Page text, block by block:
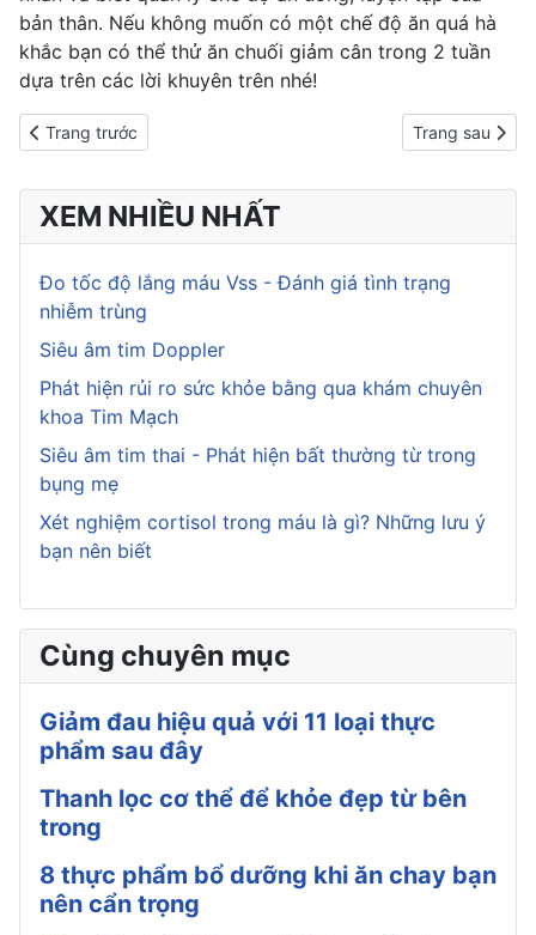
bản thân. Nếu không muốn có một chế độ ăn quá hà
khắc bạn có thể thử ăn chuối giảm cân trong 2 tuần
dựa trên các lời khuyên trên nhé!
Previous article: Ăn đậu phụ có giảm cân không? Các món ăn
Trang trước Next article:
Trang sau
XEM NHIỀU NHẤT
Đo tốc độ lắng máu Vss - Đánh giá tình trạng
nhiễm trùng
Siêu âm tim Doppler
Phát hiện rủi ro sức khỏe bằng qua khám chuyên
khoa Tim Mạch
Siêu âm tim thai - Phát hiện bất thường từ trong
bụng mẹ
Xét nghiệm cortisol trong máu là gì? Những lưu ý
bạn nên biết
Cùng chuyên mục
Giảm đau hiệu quả với 11 loại thực
phẩm sau đây
Thanh lọc cơ thể để khỏe đẹp từ bên
trong
8 thực phẩm bổ dưỡng khi ăn chay bạn
nên cẩn trọng